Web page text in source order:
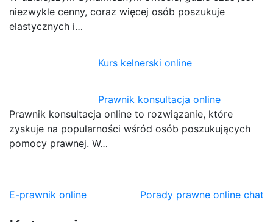
niezwykle cenny, coraz więcej osób poszukuje
elastycznych i…
Kurs kelnerski online
Prawnik konsultacja online
Prawnik konsultacja online to rozwiązanie, które
zyskuje na popularności wśród osób poszukujących
pomocy prawnej. W…
Nawigacja
E-prawnik online Porady prawne online chat